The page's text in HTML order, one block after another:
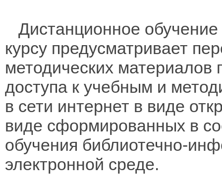
Дистанционное
курсу предусматривает
методических материалов
доступа к учебным и
в сети интернет в виде
виде сформированных в
обучения библиотечно-
электронной среде.